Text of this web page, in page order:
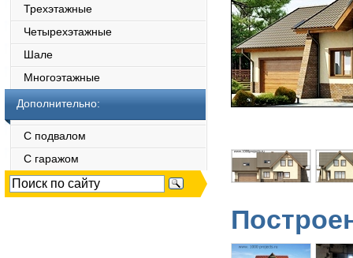
Трехэтажные
Четырехэтажные
Шале
Многоэтажные
Дополнительно:
С подвалом
С гаражом